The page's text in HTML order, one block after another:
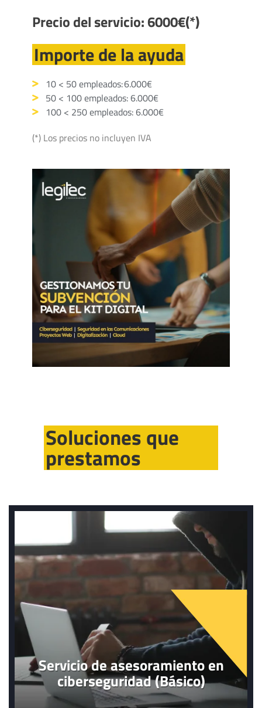
Precio del servicio: 6000€(*)
Importe de la ayuda
10 < 50 empleados: 6.000€
50 < 100 empleados: 6.000€
100 < 250 empleados: 6.000€
(*) Los precios no incluyen IVA
Soluciones que
prestamos
Servicio de asesoramiento en
ciberseguridad (Básico)